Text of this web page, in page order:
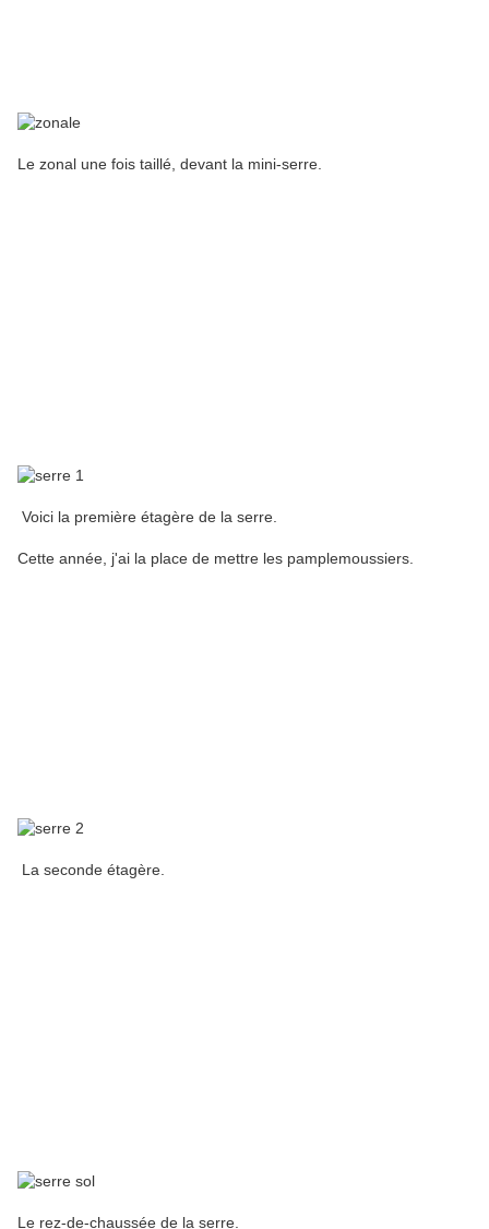
Le zonal une fois taillé, devant la mini-serre.
Voici la première étagère de la serre.
Cette année, j'ai la place de mettre les pamplemoussiers.
La seconde étagère.
Le rez-de-chaussée de la serre.